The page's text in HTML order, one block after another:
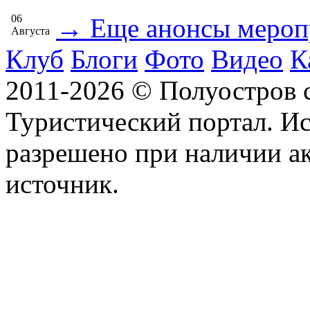
06
Августа
→ Еще анонсы
Клуб Блоги Фото Видео
2011-2026 ©
Туристический портал.
разрешено при наличии
источник.